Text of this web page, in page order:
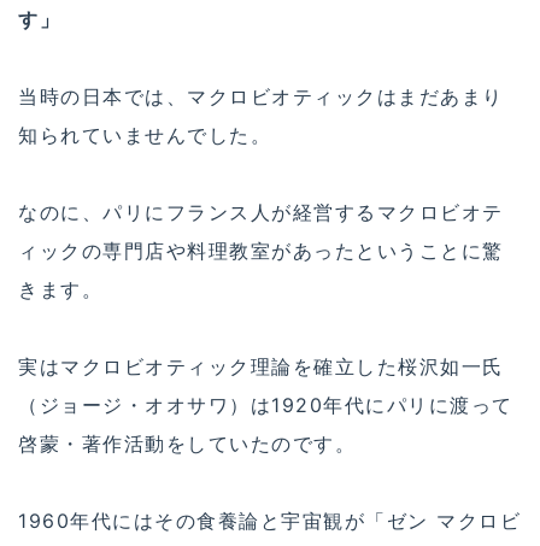
す」
当時の日本では、マクロビオティックはまだあまり
知られていませんでした。
なのに、パリにフランス人が経営するマクロビオテ
ィックの専門店や料理教室があったということに驚
きます。
実はマクロビオティック理論を確立した桜沢如一氏
（ジョージ・オオサワ）は1920年代にパリに渡って
啓蒙・著作活動をしていたのです。
1960年代にはその食養論と宇宙観が「ゼン マクロビ